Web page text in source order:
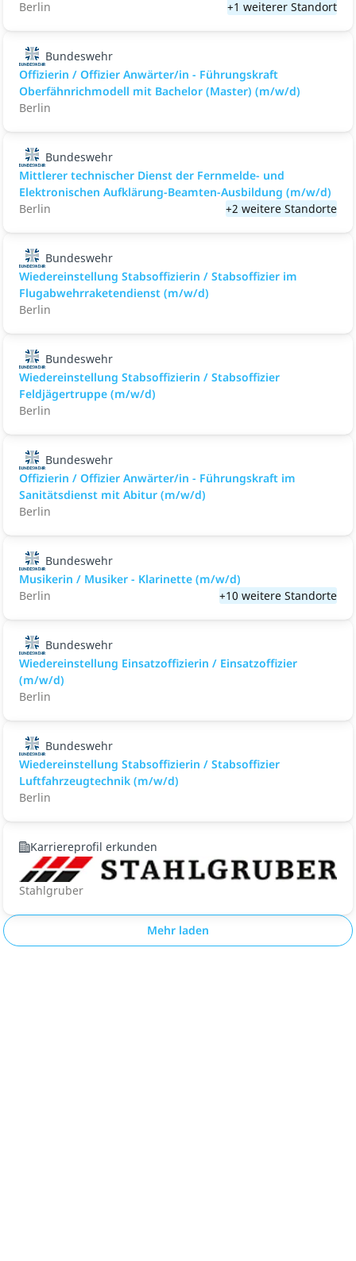
Berlin
+1 weiterer Standort
Bundeswehr
Offizierin / Offizier Anwärter/in - Führungskraft
Oberfähnrichmodell mit Bachelor (Master) (m/w/d)
Berlin
Bundeswehr
Mittlerer technischer Dienst der Fernmelde- und
Elektronischen Aufklärung-Beamten-Ausbildung (m/w/d)
Berlin
+2 weitere Standorte
Bundeswehr
Wiedereinstellung Stabsoffizierin / Stabsoffizier im
Flugabwehrraketendienst (m/w/d)
Berlin
Bundeswehr
Wiedereinstellung Stabsoffizierin / Stabsoffizier
Feldjägertruppe (m/w/d)
Berlin
Bundeswehr
Offizierin / Offizier Anwärter/in - Führungskraft im
Sanitätsdienst mit Abitur (m/w/d)
Berlin
Bundeswehr
Musikerin / Musiker - Klarinette (m/w/d)
Berlin
+10 weitere Standorte
Bundeswehr
Wiedereinstellung Einsatzoffizierin / Einsatzoffizier
(m/w/d)
Berlin
Bundeswehr
Wiedereinstellung Stabsoffizierin / Stabsoffizier
Luftfahrzeugtechnik (m/w/d)
Berlin
Karriereprofil erkunden
Stahlgruber
Mehr laden